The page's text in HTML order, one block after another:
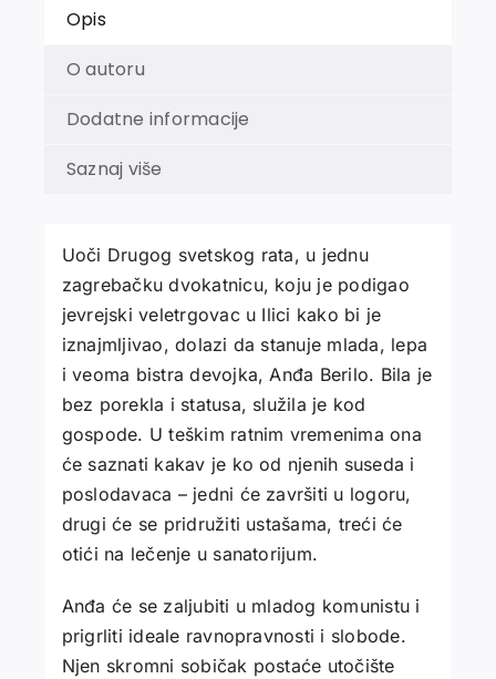
Opis
O autoru
Dodatne informacije
Saznaj više
Uoči Drugog svetskog rata, u jednu
zagrebačku dvokatnicu, koju je podigao
jevrejski veletrgovac u Ilici kako bi je
iznajmljivao, dolazi da stanuje mlada, lepa
i veoma bistra devojka, Anđa Berilo. Bila je
bez porekla i statusa, služila je kod
gospode. U teškim ratnim vremenima ona
će saznati kakav je ko od njenih suseda i
poslodavaca – jedni će završiti u logoru,
drugi će se pridružiti ustašama, treći će
otići na lečenje u sanatorijum.
Anđa će se zaljubiti u mladog komunistu i
prigrliti ideale ravnopravnosti i slobode.
Njen skromni sobičak postaće utočište